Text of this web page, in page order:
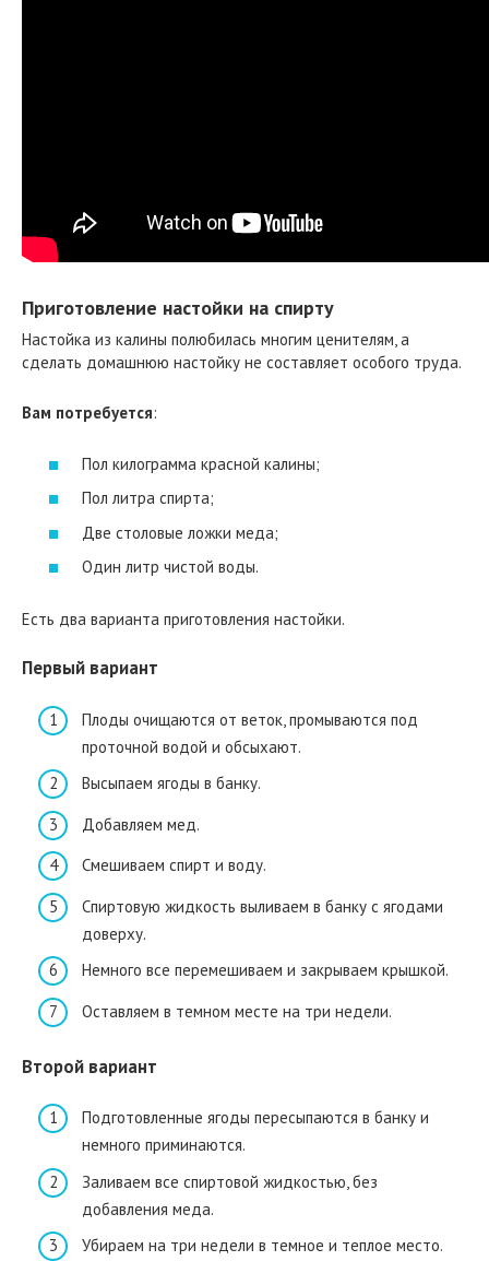
Приготовление настойки на спирту
Настойка из калины полюбилась многим ценителям, а
сделать домашнюю настойку не составляет особого труда.
Вам потребуется:
Пол килограмма красной калины;
Пол литра спирта;
Две столовые ложки меда;
Один литр чистой воды.
Есть два варианта приготовления настойки.
Первый вариант
Плоды очищаются от веток, промываются под
проточной водой и обсыхают.
Высыпаем ягоды в банку.
Добавляем мед.
Смешиваем спирт и воду.
Спиртовую жидкость выливаем в банку с ягодами
доверху.
Немного все перемешиваем и закрываем крышкой.
Оставляем в темном месте на три недели.
Второй вариант
Подготовленные ягоды пересыпаются в банку и
немного приминаются.
Заливаем все спиртовой жидкостью, без
добавления меда.
Убираем на три недели в темное и теплое место.